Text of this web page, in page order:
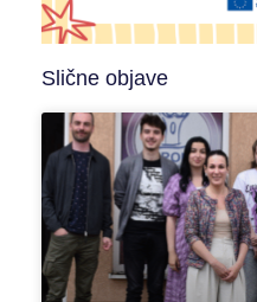
Slične objave